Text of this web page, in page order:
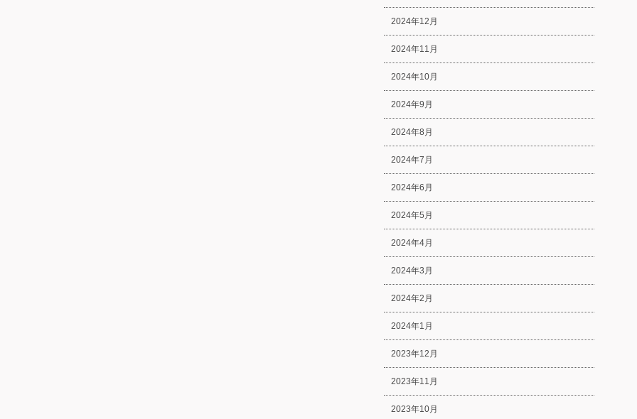
2024年12月
2024年11月
2024年10月
2024年9月
2024年8月
2024年7月
2024年6月
2024年5月
2024年4月
2024年3月
2024年2月
2024年1月
2023年12月
2023年11月
2023年10月